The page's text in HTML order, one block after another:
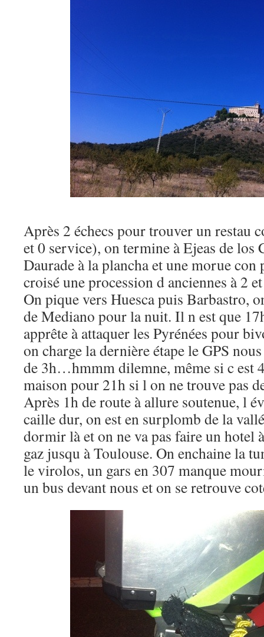
Après 2 échecs pour trouver un restau
et 0 service), on termine à Ejeas de los
Daurade à la plancha et une morue con
croisé une procession d anciennes à 2
On pique vers Huesca puis Barbastro,
de Mediano pour la nuit. Il n est que
apprête à attaquer les Pyrénées pour
on charge la dernière étape le GPS
de 3h…hmmm dilemne, même si c est
maison pour 21h si l on ne trouve pas
Après 1h de route à allure soutenue, l
caille dur, on est en surplomb de la
dormir là et on ne va pas faire un hotel
gaz jusqu à Toulouse. On enchaine la
le virolos, un gars en 307 manque
un bus devant nous et on se retrouve